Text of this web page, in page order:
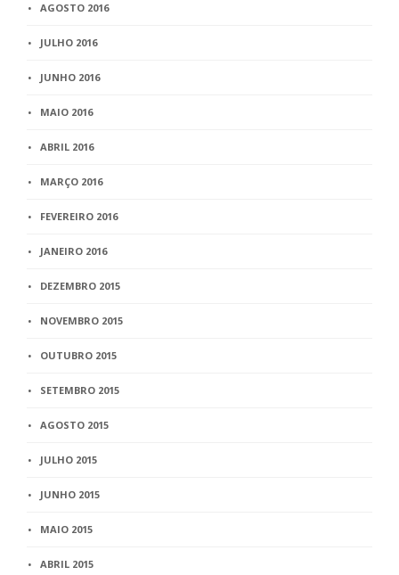
AGOSTO 2016
JULHO 2016
JUNHO 2016
MAIO 2016
ABRIL 2016
MARÇO 2016
FEVEREIRO 2016
JANEIRO 2016
DEZEMBRO 2015
NOVEMBRO 2015
OUTUBRO 2015
SETEMBRO 2015
AGOSTO 2015
JULHO 2015
JUNHO 2015
MAIO 2015
ABRIL 2015